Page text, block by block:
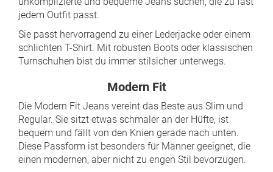
jedem Outfit passt.
Sie passt hervorragend zu einer Lederjacke oder einem
schlichten T-Shirt. Mit robusten Boots oder klassischen
Turnschuhen bist du immer stilsicher unterwegs.
Modern Fit
Die Modern Fit Jeans vereint das Beste aus Slim und
Regular. Sie sitzt etwas schmaler an der Hüfte, ist
bequem und fällt von den Knien gerade nach unten.
Diese Passform ist besonders für Männer geeignet, die
einen modernen, aber nicht zu engen Stil bevorzugen.